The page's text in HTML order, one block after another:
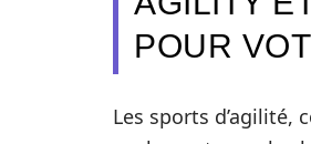
POUR
Les sports d’agilité,